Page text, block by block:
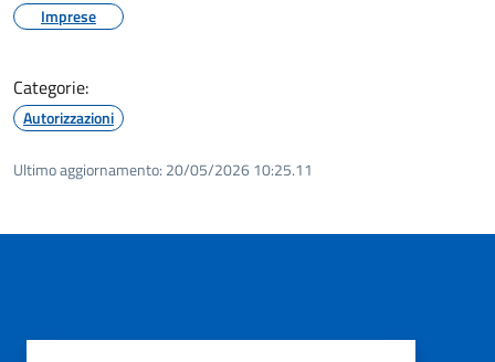
Imprese
Categorie:
Autorizzazioni
Ultimo aggiornamento: 20/05/2026 10:25.11